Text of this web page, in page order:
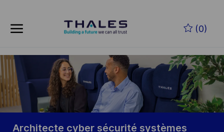
(0)
-
Architecte cyber sécurité systèmes